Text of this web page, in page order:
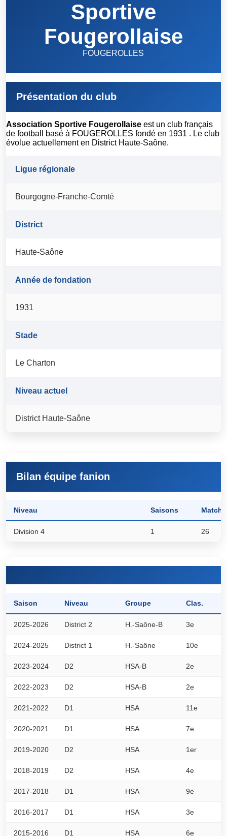
Sportive
Fougerollaise
FOUGEROLLES
Présentation du club
Association Sportive Fougerollaise est un club français
de football basé à FOUGEROLLES fondé en 1931 . Le club
évolue actuellement en District Haute-Saône.
Ligue régionale
Bourgogne-Franche-Comté
District
Haute-Saône
Année de fondation
1931
Stade
Le Charton
Niveau actuel
District Haute-Saône
Bilan équipe fanion
Niveau Saisons Matchs
Division 4 1 26
Saison Niveau Groupe Clas.
2025-2026 District 2 H.-Saône-B 3e
2024-2025 District 1 H.-Saône 10e
2023-2024 D2 HSA-B 2e
2022-2023 D2 HSA-B 2e
2021-2022 D1 HSA 11e
2020-2021 D1 HSA 7e
2019-2020 D2 HSA 1er
2018-2019 D2 HSA 4e
2017-2018 D1 HSA 9e
2016-2017 D1 HSA 3e
2015-2016 D1 HSA 6e